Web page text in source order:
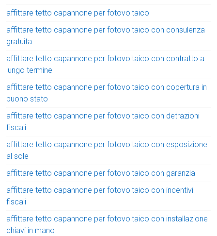
affittare tetto capannone per fotovoltaico
affittare tetto capannone per fotovoltaico con consulenza
gratuita
affittare tetto capannone per fotovoltaico con contratto a
lungo termine
affittare tetto capannone per fotovoltaico con copertura in
buono stato
affittare tetto capannone per fotovoltaico con detrazioni
fiscali
affittare tetto capannone per fotovoltaico con esposizione
al sole
affittare tetto capannone per fotovoltaico con garanzia
affittare tetto capannone per fotovoltaico con incentivi
fiscali
affittare tetto capannone per fotovoltaico con installazione
chiavi in mano